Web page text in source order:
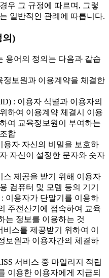
우 그 규정에 따르며, 그렇
일반적인 관례에 따릅니다.
의)
용어의 정의는 다음과 같습
보원과 이용계약을 체결한
: 이용자 식별과 이용자의
하여 이용계약 체결시 이용
여 교육정보원이 부여하는
합
자 자신의 비밀을 보호하
자신이 설정한 문자와 숫자
제공을 받기 위해 이용자
컴퓨터 및 모뎀 등의 기기
이용자가 단말기를 이용하
주전산기에 접속하여 교육
는 정보를 이용하는 것
스를 제공받기 위하여 이
보원과 이용자간의 체결하
서비스 중 마일리지 적립
이용한 이용자에게 지급되